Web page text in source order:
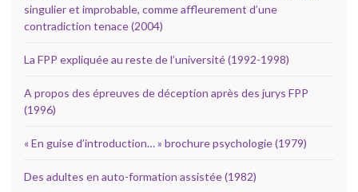
singulier et improbable, comme affleurement d’une
contradiction tenace (2004)
La FPP expliquée au reste de l’université (1992-1998)
A propos des épreuves de déception après des jurys FPP
(1996)
« En guise d’introduction… » brochure psychologie (1979)
Des adultes en auto-formation assistée (1982)